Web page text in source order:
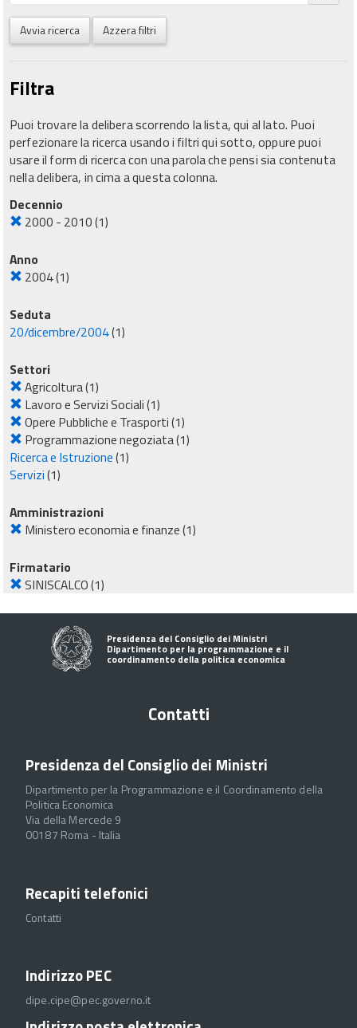
Avvia ricerca Azzera filtri
Filtra
Puoi trovare la delibera scorrendo la lista, qui al lato. Puoi
perfezionare la ricerca usando i filtri qui sotto, oppure puoi
usare il form di ricerca con una parola che pensi sia contenuta
nella delibera, in cima a questa colonna.
Decennio
2000 - 2010(1)
Anno
2004(1)
Seduta
20/dicembre/2004(1)
Settori
Agricoltura(1)
Lavoro e Servizi Sociali(1)
Opere Pubbliche e Trasporti(1)
Programmazione negoziata(1)
Ricerca e Istruzione(1)
Servizi(1)
Amministrazioni
Ministero economia e finanze(1)
Firmatario
SINISCALCO(1)
Presidenza del Consiglio dei Ministri
Dipartimento per la programmazione e il
coordinamento della politica economica
Contatti
Presidenza del Consiglio dei Ministri
Dipartimento per la Programmazione e il Coordinamento della
Politica Economica
Via della Mercede 9
00187 Roma - Italia
Recapiti telefonici
Contatti
Indirizzo PEC
dipe.cipe@pec.governo.it